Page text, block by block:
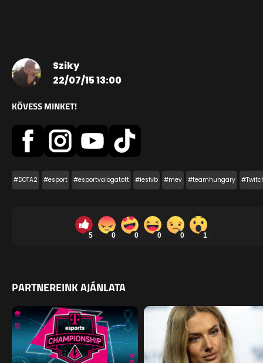
Sziky
22/07/15 13:00
KÖVESS MINKET!
#DOTA2 #esport #esportvalogatott #iesfvb #mev #teamhungary
5 0 0 0 0 1
PARTNEREINK AJÁNLATA